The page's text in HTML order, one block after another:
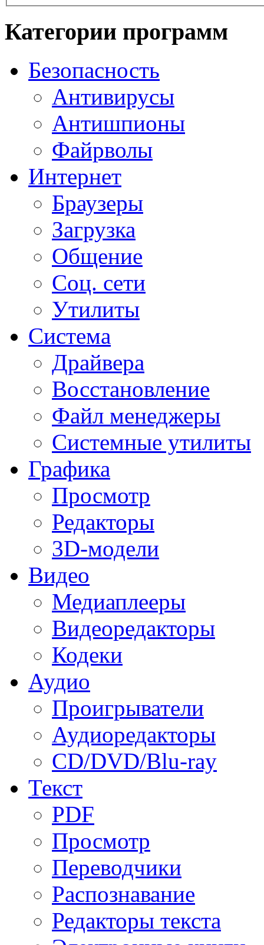
Категории программ
Безопасность
Антивирусы
Антишпионы
Файрволы
Интернет
Браузеры
Загрузка
Общение
Соц. сети
Утилиты
Система
Драйвера
Восстановление
Файл менеджеры
Системные утилиты
Графика
Просмотр
Редакторы
3D-модели
Видео
Медиаплееры
Видеоредакторы
Кодеки
Аудио
Проигрыватели
Аудиоредакторы
CD/DVD/Blu-ray
Текст
PDF
Просмотр
Переводчики
Распознавание
Редакторы текста